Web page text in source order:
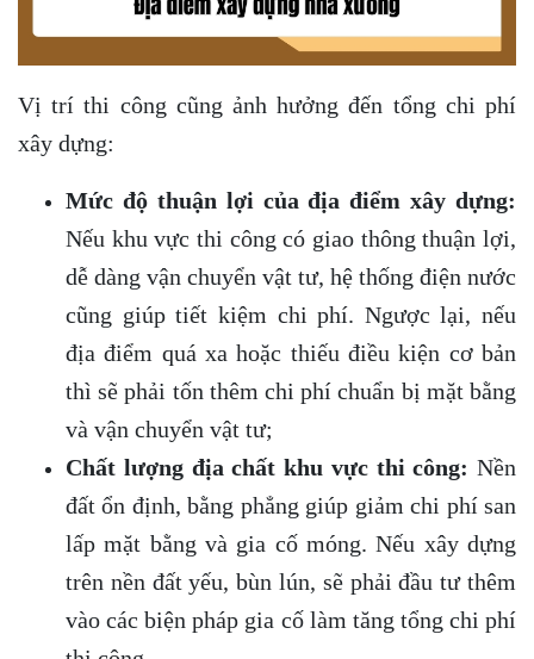
Vị trí thi công cũng ảnh hưởng đến tổng chi phí
xây dựng:
Mức độ thuận lợi của địa điểm xây dựng:
Nếu khu vực thi công có giao thông thuận lợi,
dễ dàng vận chuyển vật tư, hệ thống điện nước
cũng giúp tiết kiệm chi phí. Ngược lại, nếu
địa điểm quá xa hoặc thiếu điều kiện cơ bản
thì sẽ phải tốn thêm chi phí chuẩn bị mặt bằng
và vận chuyển vật tư;
Chất lượng địa chất khu vực thi công: Nền
đất ổn định, bằng phẳng giúp giảm chi phí san
lấp mặt bằng và gia cố móng. Nếu xây dựng
trên nền đất yếu, bùn lún, sẽ phải đầu tư thêm
vào các biện pháp gia cố làm tăng tổng chi phí